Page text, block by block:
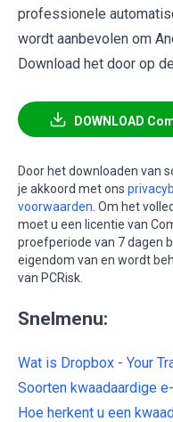
professionele
wordt aanbevolen om
Download het door op
DOWNLOAD
Door het downloaden van
je akkoord met ons
voorwaarden . Om het
moet u een licentie van
proefperiode van 7 dagen
eigendom van en wordt
van PCRisk.
Snelmenu:
Wat is Dropbox - Your
Soorten kwaadaardige
Hoe herkent u een